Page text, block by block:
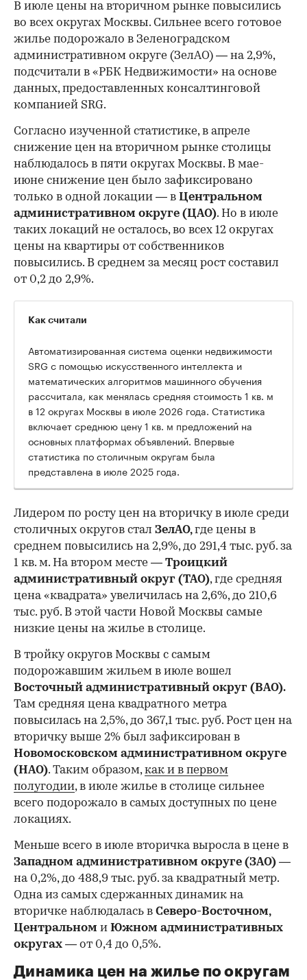
В июле цены на вторичном рынке повысились
во всех округах Москвы. Сильнее всего готовое
жилье подорожало в Зеленоградском
административном округе (ЗелАО) — на 2,9%,
подсчитали в «РБК Недвижимости» на основе
данных, предоставленных консалтинговой
компанией SRG.
Согласно изученной статистике, в апреле
снижение цен на вторичном рынке столицы
наблюдалось в пяти округах Москвы. В мае-
июне снижение цен было зафиксировано
только в одной локации — в Центральном
административном округе (ЦАО). Но в июле
таких локаций не осталось, во всех 12 округах
цены на квартиры от собственников
повысились. В среднем за месяц рост составил
от 0,2 до 2,9%.
Как считали
Автоматизированная система оценки недвижимости
SRG с помощью искусственного интеллекта и
математических алгоритмов машинного обучения
рассчитала, как менялась средняя стоимость 1 кв. м
в 12 округах Москвы в июле 2026 года. Статистика
включает среднюю цену 1 кв. м предложений на
основных платформах объявлений. Впервые
статистика по столичным округам была
представлена в июле 2025 года.
Лидером по росту цен на вторичку в июле среди
столичных округов стал ЗелАО,где цены в
среднем повысились на 2,9%, до 291,4 тыс. руб. за
1 кв. м. На втором месте — Троицкий
административный округ (ТАО), где средняя
цена «квадрата» увеличилась на 2,6%, до 210,6
тыс. руб. В этой части Новой Москвы самые
низкие цены на жилье в столице.
В тройку округов Москвы с самым
подорожавшим жильем в июле вошел
Восточный административный округ (ВАО).
Там средняя цена квадратного метра
повысилась на 2,5%, до 367,1 тыс. руб. Рост цен на
вторичку выше 2% был зафиксирован в
Новомосковском административном округе
(НАО). Таким образом,как и в первом
полугодии, в июле жилье в столице сильнее
всего подорожало в самых доступных по цене
локациях.
Меньше всего в июле вторичка выросла в цене в
Западном административном округе (ЗАО) —
на 0,2%, до 488,9 тыс. руб. за квадратный метр.
Одна из самых сдержанных динамик на
вторичке наблюдалась в Северо-Восточном,
Центральном и Южном административных
округах — от 0,4 до 0,5%.
Динамика цен на жилье по округам